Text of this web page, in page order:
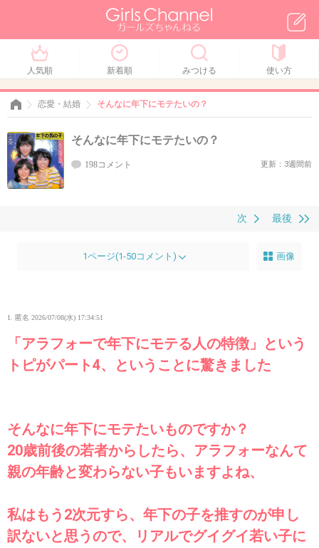
人気順 新着順 みつける 使い方
恋愛・結婚 そんなに年下にモテたいの？
そんなに年下にモテたいの？
198コメント 更新：3週間前
最後
次
1ページ(1-50コメント) 画像
1. 匿名 2026/07/08(水) 17:34:51
「アラフォーで年下にモテる人の特徴」という
トピがパート4、ということに驚きました
そんなに年下にモテたいものですか？
20歳前後の若者からしたら、アラフォーなんて
親の年齢と変わらない子もいますよね、
私はもう2次元すら、年下の子を推すのが申し
訳ないと思うので、リアルでグイグイ若い子に